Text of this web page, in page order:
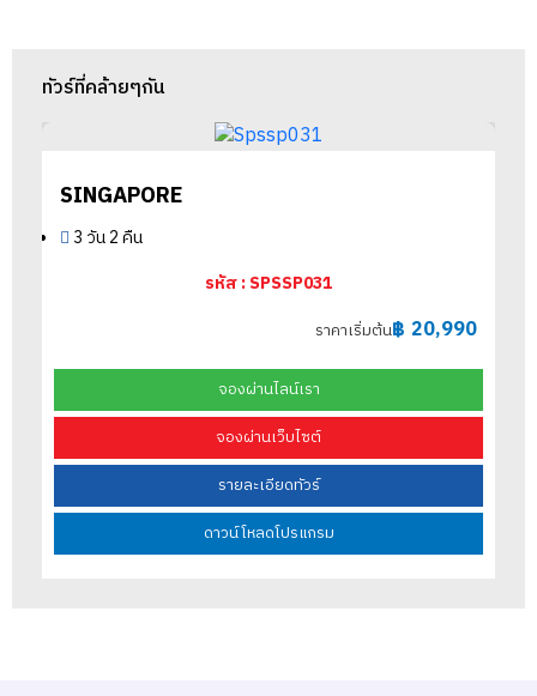
ทัวร์ที่คล้ายๆกัน
SINGAPORE
3 วัน 2 คืน
รหัส : SPSSP031
ราคาเริ่มต้น฿ 20,990
จองผ่านไลน์เรา
จองผ่านเว็บไซต์
รายละเอียดทัวร์
ดาวน์โหลดโปรแกรม